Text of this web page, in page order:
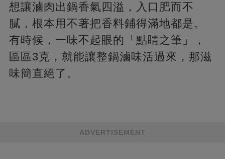
想讓滷肉出鍋香氣四溢，入口肥而不
膩，根本用不著把香料鋪得滿地都是。
有時候，一味不起眼的「點睛之筆」，
區區3克，就能讓整鍋滷味活過來，那滋
味簡直絕了。
ADVERTISEMENT